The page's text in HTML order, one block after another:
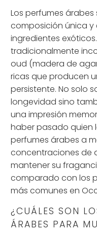
Los perfumes
composición única y
ingredientes
tradicionalmente
oud (madera de
ricas que producen
persistente. No solo
longevidad sino
una impresión
haber pasado quien
perfumes árabes a
concentraciones de
mantener su
comparado con los
más comunes en
¿CUÁLES SON
ÁRABES PARA